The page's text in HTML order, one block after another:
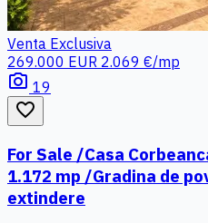
Venta Exclusiva
269.000 EUR 2.069 €/mp
photo_camera 19
favorite_border
For Sale /Casa
1.172 mp /Gradina de
extindere